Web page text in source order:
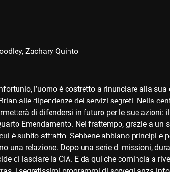
Zachary Quinto
l’uomo è costretto a rinunciare alla sua
alle dipendenze dei servizi segreti. Nella
di difendersi in futuro per le sue azioni:
Emendamento. Nel frattempo, grazie a un
è subito attratto. Sebbene abbiano principi e
una relazione. Dopo una serie di missioni,
di lasciare la CIA. È da qui che comincia a